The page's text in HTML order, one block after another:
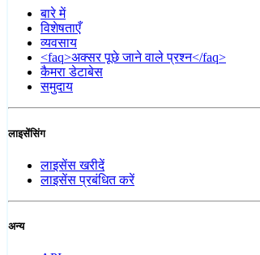
बारे में
विशेषताएँ
व्यवसाय
<faq>अक्सर पूछे जाने वाले प्रश्न</faq>
कैमरा डेटाबेस
समुदाय
लाइसेंसिंग
लाइसेंस खरीदें
लाइसेंस प्रबंधित करें
अन्य